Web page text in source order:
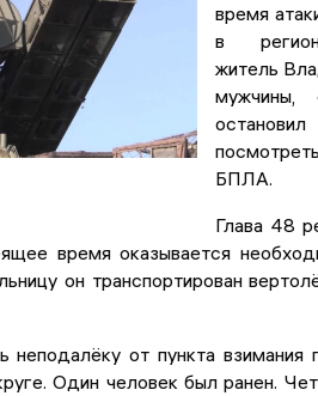
время
в
житель
мужчины,
БПЛА.
Глава 48
время оказывается
он транспортирован
неподалёку от пункта взимания
Один человек был ранен.